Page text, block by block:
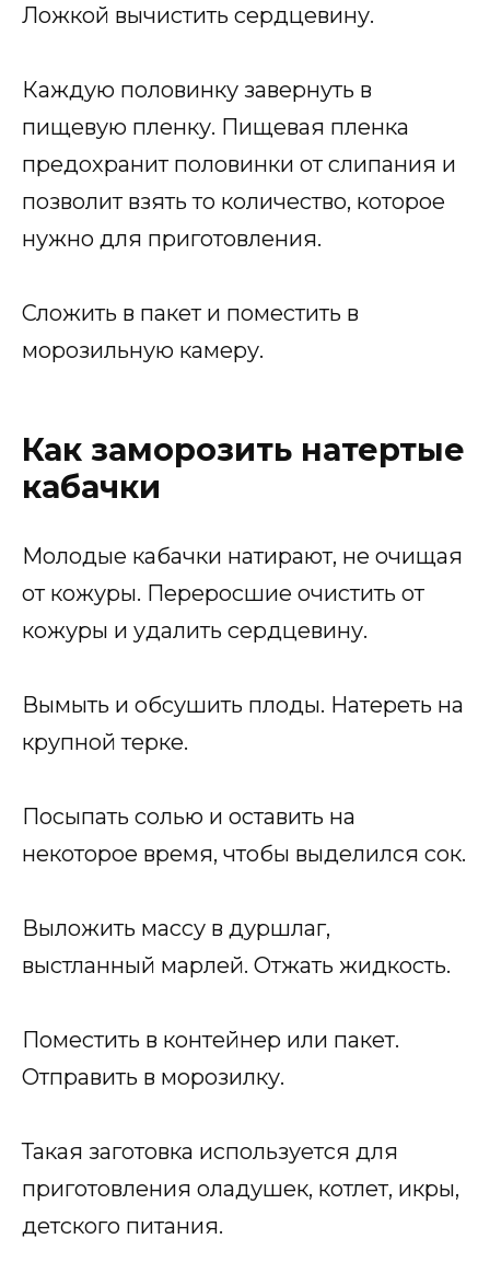
Ложкой вычистить сердцевину.
Каждую половинку завернуть в
пищевую пленку. Пищевая пленка
предохранит половинки от слипания и
позволит взять то количество, которое
нужно для приготовления.
Сложить в пакет и поместить в
морозильную камеру.
Как заморозить натертые
кабачки
Молодые кабачки натирают, не очищая
от кожуры. Переросшие очистить от
кожуры и удалить сердцевину.
Вымыть и обсушить плоды. Натереть на
крупной терке.
Посыпать солью и оставить на
некоторое время, чтобы выделился сок.
Выложить массу в дуршлаг,
выстланный марлей. Отжать жидкость.
Поместить в контейнер или пакет.
Отправить в морозилку.
Такая заготовка используется для
приготовления оладушек, котлет, икры,
детского питания.